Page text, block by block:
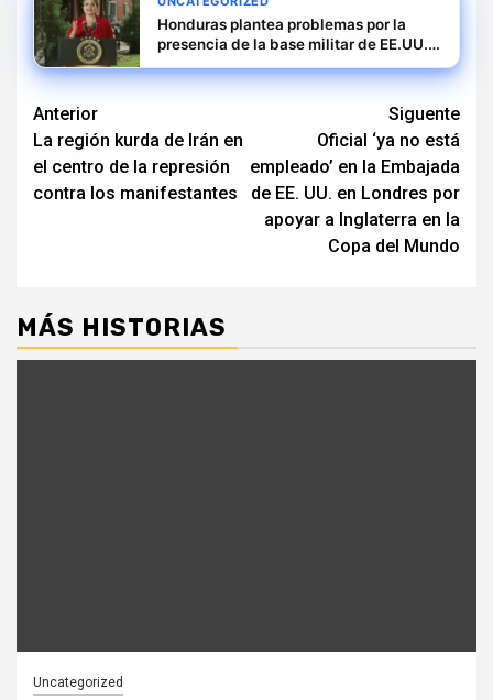
Honduras plantea problemas por la
presencia de la base militar de EE.UU.
ante posibles deportaciones masivas
Navegación
de
entradas
Anterior
La región kurda de Irán en
el centro de la represión
contra los manifestantes
Siguente
Oficial ‘ya no está
empleado’ en la Embajada
de EE. UU. en Londres por
apoyar a Inglaterra en la
Copa del Mundo
MÁS HISTORIAS
Uncategorized